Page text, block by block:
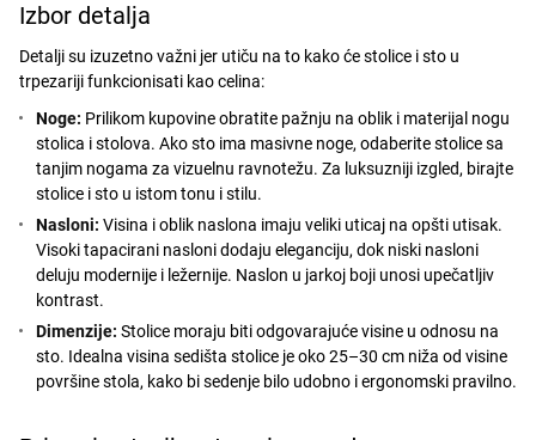
Izbor detalja
Detalji su izuzetno važni jer utiču na to kako će stolice i sto u
trpezariji funkcionisati kao celina:
Noge: Prilikom kupovine obratite pažnju na oblik i materijal nogu
stolica i stolova. Ako sto ima masivne noge, odaberite stolice sa
tanjim nogama za vizuelnu ravnotežu. Za luksuzniji izgled, birajte
stolice i sto u istom tonu i stilu.
Nasloni: Visina i oblik naslona imaju veliki uticaj na opšti utisak.
Visoki tapacirani nasloni dodaju eleganciju, dok niski nasloni
deluju modernije i ležernije. Naslon u jarkoj boji unosi upečatljiv
kontrast.
Dimenzije: Stolice moraju biti odgovarajuće visine u odnosu na
sto. Idealna visina sedišta stolice je oko 25–30 cm niža od visine
površine stola, kako bi sedenje bilo udobno i ergonomski pravilno.